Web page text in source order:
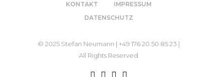
KONTAKT
IMPRESSUM
DATENSCHUTZ
© 2025 Stefan Neumann | +49 176 20 50 85 23 |
All Rights Reserved